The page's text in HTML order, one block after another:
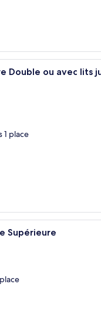
Une chambre
Double ou avec lits
1 place
Une chambre
Supérieure